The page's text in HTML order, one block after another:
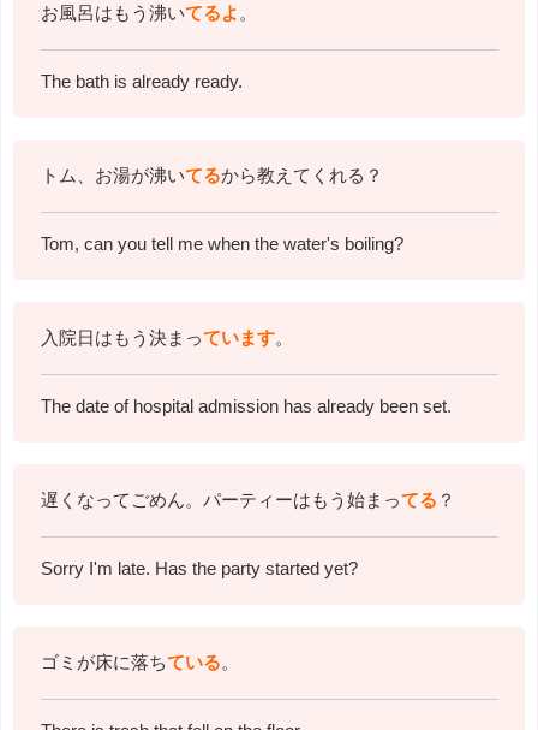
お風呂はもう沸いてるよ 。
The bath is already ready.
トム、お湯が沸いてるから教えてくれる？
Tom, can you tell me when the water's boiling?
入院日はもう決まっています。
The date of hospital admission has already been set.
遅くなってごめん。パーティーはもう始まってる ？
Sorry I'm late. Has the party started yet?
ゴミが床に落ちている。